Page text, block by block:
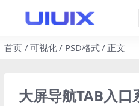
首页 可视化 PSD格式 正文
大屏导航TAB入